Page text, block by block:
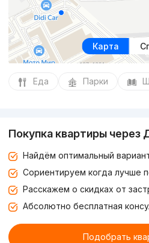
Карта
Еда Парки
Покупка квартиры через
Найдём оптимальный
Сориентируем когда лучше
Расскажем о скидках от
Абсолютно бесплатная
Подобрать